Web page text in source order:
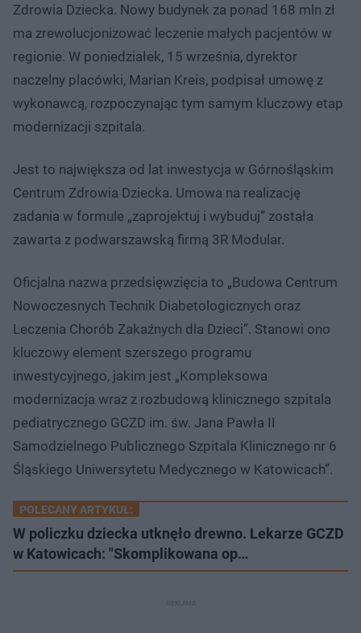
Zdrowia Dziecka. Nowy budynek za ponad 168 mln zł
ma zrewolucjonizować leczenie małych pacjentów w
regionie. W poniedziałek, 15 września, dyrektor
naczelny placówki, Marian Kreis, podpisał umowę z
wykonawcą, rozpoczynając tym samym kluczowy etap
modernizacji szpitala.
Jest to największa od lat inwestycja w Górnośląskim
Centrum Zdrowia Dziecka. Umowa na realizację
zadania w formule „zaprojektuj i wybuduj” została
zawarta z podwarszawską firmą 3R Modular.
Oficjalna nazwa przedsięwzięcia to „Budowa Centrum
Nowoczesnych Technik Diabetologicznych oraz
Leczenia Chorób Zakaźnych dla Dzieci”. Stanowi ono
kluczowy element szerszego programu
inwestycyjnego, jakim jest „Kompleksowa
modernizacja wraz z rozbudową klinicznego szpitala
pediatrycznego GCZD im. św. Jana Pawła II
Samodzielnego Publicznego Szpitala Klinicznego nr 6
Śląskiego Uniwersytetu Medycznego w Katowicach”.
POLECANY ARTYKUŁ:
W policzku dziecka utknęło drewno. Lekarze GCZD
w Katowicach: "Skomplikowana op…